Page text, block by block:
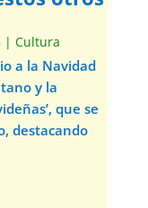
| Cultura
a la Navidad
y la
que se
destacando